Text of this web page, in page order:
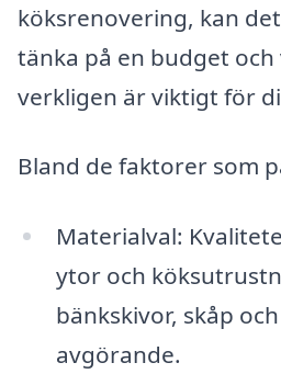
köksrenovering, kan
tänka på en budget och
verkligen är viktigt för
Bland de faktorer som
Materialval:
ytor och
bänkskivor, skåp
avgörande.